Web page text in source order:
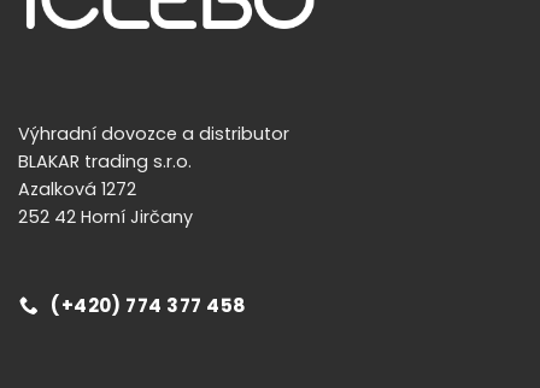
Výhradní dovozce a distributor
BLAKAR trading s.r.o.
Azalková 1272
252 42 Horní Jirčany
(+420) 774 377 458